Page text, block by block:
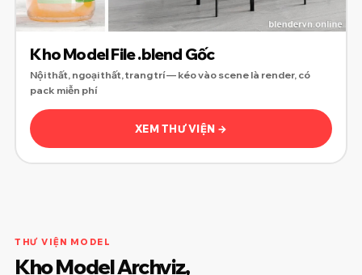
Kho Model File .blend Gốc
Nội thất, ngoại thất, trang trí — kéo vào scene là render, có
pack miễn phí
XEM THƯ VIỆN →
THƯ VIỆN MODEL
Kho Model Archviz,